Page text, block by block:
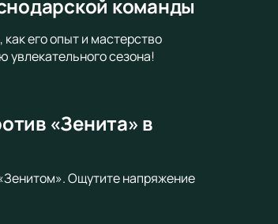
команды
его опыт и мастерство
увлекательного сезона!
«Зенита» в
Ощутите напряжение